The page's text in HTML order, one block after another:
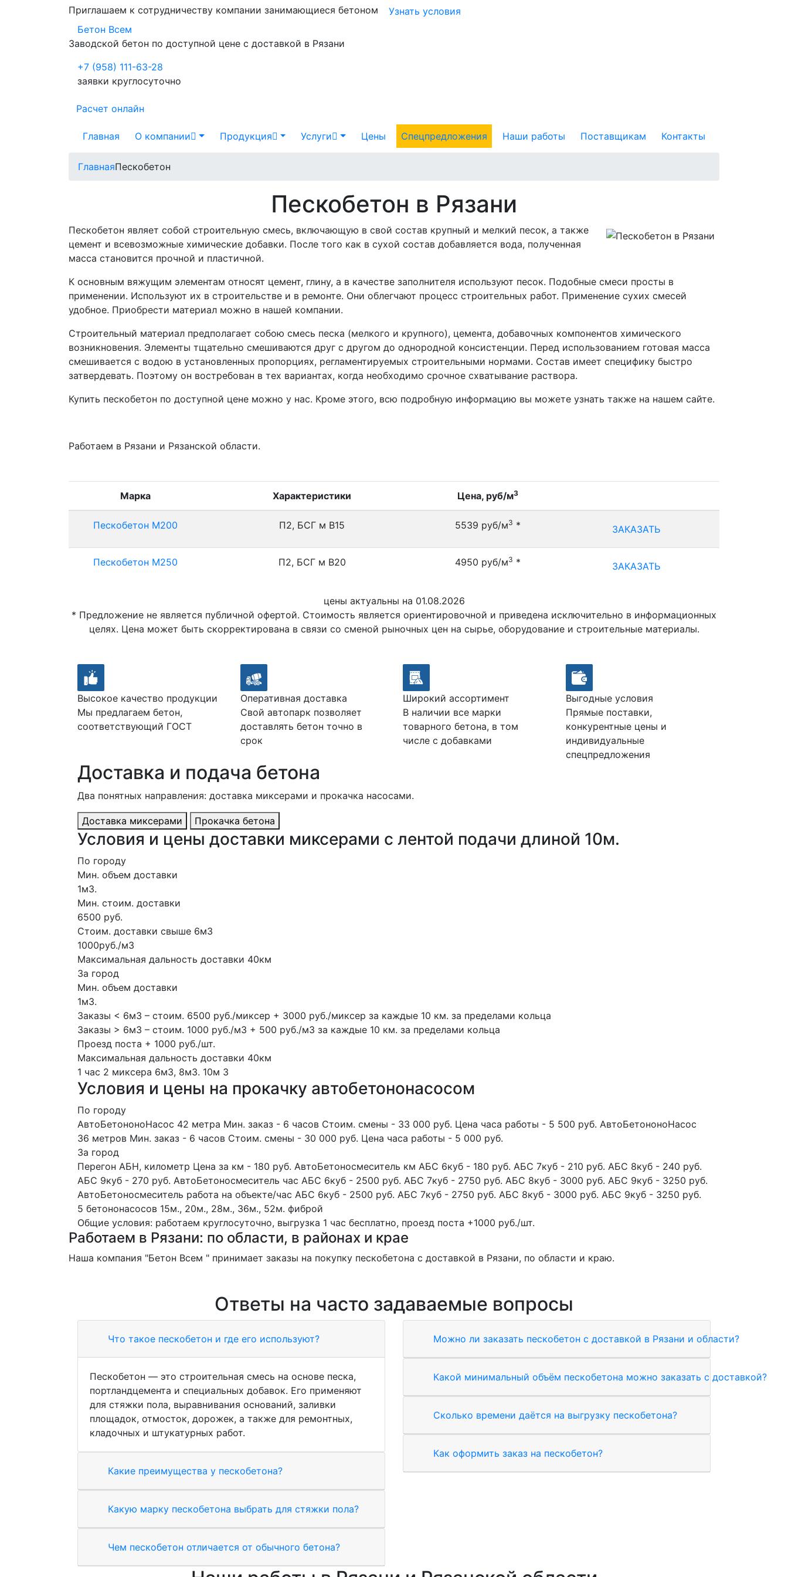
Приглашаем к сотрудничеству компании занимающиеся бетоном
Узнать условия
Бетон Всем
Заводской бетон по доступной цене с доставкой в Рязани
+7 (958) 111-63-28
заявки круглосуточно
Расчет онлайн
Главная О компании Продукция Услуги Цены Спецпредложения Наши работы Поставщикам Контакты
ГлавнаяПескобетон
Пескобетон в Рязани
Пескобетон являет собой строительную смесь, включающую в свой состав крупный и мелкий песок, а также
цемент и всевозможные химические добавки. После того как в сухой состав добавляется вода, полученная
масса становится прочной и пластичной.
К основным вяжущим элементам относят цемент, глину, а в качестве заполнителя используют песок. Подобные смеси просты в
применении. Используют их в строительстве и в ремонте. Они облегчают процесс строительных работ. Применение сухих смесей
удобное. Приобрести материал можно в нашей компании.
Строительный материал предполагает собою смесь песка (мелкого и крупного), цемента, добавочных компонентов химического
возникновения. Элементы тщательно смешиваются друг с другом до однородной консистенции. Перед использованием готовая масса
смешивается с водою в установленных пропорциях, регламентируемых строительными нормами. Состав имеет специфику быстро
затвердевать. Поэтому он востребован в тех вариантах, когда необходимо срочное схватывание раствора.
Купить пескобетон по доступной цене можно у нас. Кроме этого, всю подробную информацию вы можете узнать также на нашем сайте.
Работаем в Рязани и Рязанской области.
Марка Характеристики Цена, руб/м3
Пескобетон М200 П2, БСГ м В15 5539 руб/м3 * ЗАКАЗАТЬ
Пескобетон М250 П2, БСГ м В20 4950 руб/м3 * ЗАКАЗАТЬ
цены актуальны на 01.08.2026
* Предложение не является публичной офертой. Стоимость является ориентировочной и приведена исключительно в информационных
целях. Цена может быть скорректирована в связи со сменой рыночных цен на сырье, оборудование и строительные материалы.
Высокое качество продукции
Мы предлагаем бетон,
соответствующий ГОСТ
Оперативная доставка
Свой автопарк позволяет
доставлять бетон точно в
срок
Широкий ассортимент
В наличии все марки
товарного бетона, в том
числе с добавками
Выгодные условия
Прямые поставки,
конкурентные цены и
индивидуальные
спецпредложения
Доставка и подача бетона
Два понятных направления: доставка миксерами и прокачка насосами.
Доставка миксерами Прокачка бетона
Условия и цены доставки миксерами с лентой подачи длиной 10м.
По городу
Мин. объем доставки
1м3.
Мин. стоим. доставки
6500 руб.
Стоим. доставки свыше 6м3
1000руб./м3
Максимальная дальность доставки 40км
За город
Мин. объем доставки
1м3.
Заказы < 6м3 – стоим. 6500 руб./миксер + 3000 руб./миксер за каждые 10 км. за пределами кольца
Заказы > 6м3 – стоим. 1000 руб./м3 + 500 руб./м3 за каждые 10 км. за пределами кольца
Проезд поста + 1000 руб./шт.
Максимальная дальность доставки 40км
1 час 2 миксера 6м3, 8м3. 10м 3
Условия и цены на прокачку автобетононасосом
По городу
АвтоБетононоНасос 42 метра Мин. заказ - 6 часов Стоим. смены - 33 000 руб. Цена часа работы - 5 500 руб. АвтоБетононоНасос
36 метров Мин. заказ - 6 часов Стоим. смены - 30 000 руб. Цена часа работы - 5 000 руб.
За город
Перегон АБН, километр Цена за км - 180 руб. АвтоБетоносмеситель км АБС 6куб - 180 руб. АБС 7куб - 210 руб. АБС 8куб - 240 руб.
АБС 9куб - 270 руб. АвтоБетоносмеситель час АБС 6куб - 2500 руб. АБС 7куб - 2750 руб. АБС 8куб - 3000 руб. АБС 9куб - 3250 руб.
АвтоБетоносмеситель работа на объекте/час АБС 6куб - 2500 руб. АБС 7куб - 2750 руб. АБС 8куб - 3000 руб. АБС 9куб - 3250 руб.
5 бетононасосов 15м., 20м., 28м., 36м., 52м. фиброй
Общие условия: работаем круглосуточно, выгрузка 1 час бесплатно, проезд поста +1000 руб./шт.
Работаем в Рязани: по области, в районах и крае
Наша компания "Бетон Всем " принимает заказы на покупку пескобетона с доставкой в Рязани, по области и краю.
Ответы на часто задаваемые вопросы
Что такое пескобетон и где его используют?
Пескобетон — это строительная смесь на основе песка,
портландцемента и специальных добавок. Его применяют
для стяжки пола, выравнивания оснований, заливки
площадок, отмосток, дорожек, а также для ремонтных,
кладочных и штукатурных работ.
Какие преимущества у пескобетона?
Какую марку пескобетона выбрать для стяжки пола?
Чем пескобетон отличается от обычного бетона?
Можно ли заказать пескобетон с доставкой в Рязани и области?
Какой минимальный объём пескобетона можно заказать с доставкой?
Сколько времени даётся на выгрузку пескобетона?
Как оформить заказ на пескобетон?